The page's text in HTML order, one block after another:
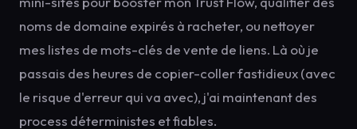
noms de domaine expirés à racheter, ou nettoyer
mes listes de mots-clés de vente de liens. Là où je
passais des heures de copier-coller fastidieux (avec
le risque d'erreur qui va avec), j'ai maintenant des
process déterministes et fiables.